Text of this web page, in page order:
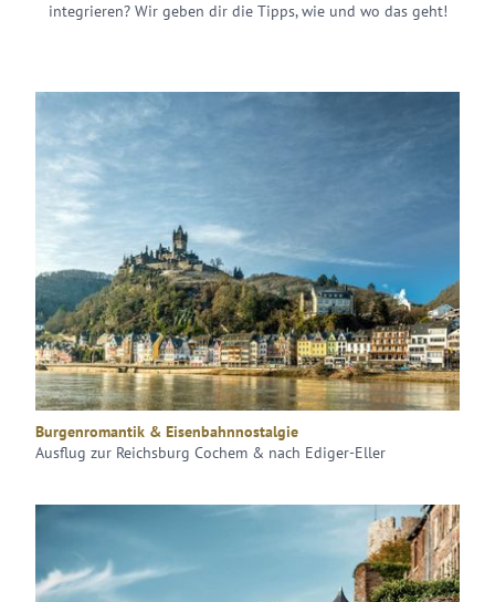
integrieren? Wir geben dir die Tipps, wie und wo das geht!
Burgenromantik & Eisenbahnnostalgie
Ausflug zur Reichsburg Cochem & nach Ediger-Eller